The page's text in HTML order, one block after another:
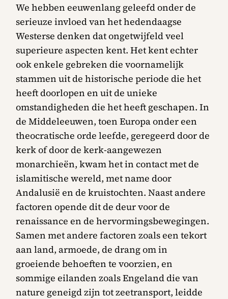
We hebben eeuwenlang geleefd onder de
serieuze invloed van het hedendaagse
Westerse denken dat ongetwijfeld veel
superieure aspecten kent. Het kent echter
ook enkele gebreken die voornamelijk
stammen uit de historische periode die het
heeft doorlopen en uit de unieke
omstandigheden die het heeft geschapen. In
de Middeleeuwen, toen Europa onder een
theocratische orde leefde, geregeerd door de
kerk of door de kerk-aangewezen
monarchieën, kwam het in contact met de
islamitische wereld, met name door
Andalusië en de kruistochten. Naast andere
factoren opende dit de deur voor de
renaissance en de hervormingsbewegingen.
Samen met andere factoren zoals een tekort
aan land, armoede, de drang om in
groeiende behoeften te voorzien, en
sommige eilanden zoals Engeland die van
nature geneigd zijn tot zeetransport, leidde